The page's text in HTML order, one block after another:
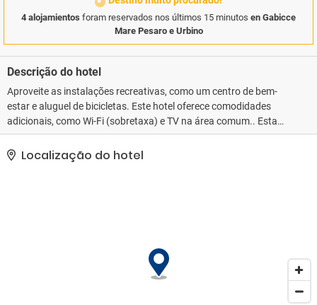
4 alojamientos foram reservados nos últimos 15 minutos en Gabicce
Mare Pesaro e Urbino
Descrição do hotel
Aproveite as instalações recreativas, como um centro de bem-
estar e aluguel de bicicletas. Este hotel oferece comodidades
adicionais, como Wi-Fi (sobretaxa) e TV na área comum.. Esta
propriedade recebeu a classificação oficial por estrelas do the
local rating authority.. As comodidades presentes incluem um
business center, check-in expresso e check-out expresso.
Localização do hotel